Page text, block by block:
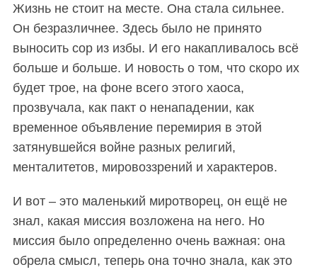
Жизнь не стоит на месте. Она стала сильнее.
Он безразличнее. Здесь было не принято
выносить сор из избы. И его накапливалось всё
больше и больше. И новость о том, что скоро их
будет трое, на фоне всего этого хаоса,
прозвучала, как пакт о ненападении, как
временное объявление перемирия в этой
затянувшейся войне разных религий,
менталитетов, мировоззрений и характеров.
И вот – это маленький миротворец, он ещё не
знал, какая миссия возложена на него. Но
миссия было определенно очень важная: она
обрела смысл, теперь она точно знала, как это